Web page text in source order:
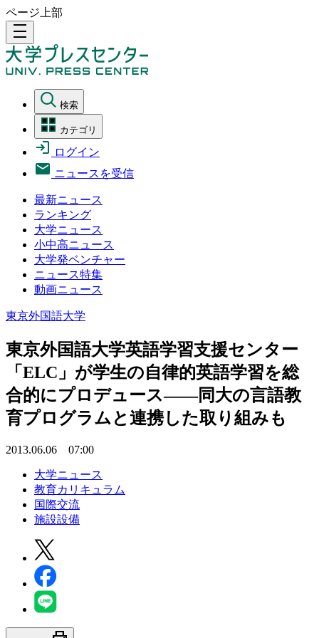
ページ上部
density_medium
検索
カテゴリ
ログイン
ニュースを受信
最新ニュース
ランキング
大学ニュース
小中高ニュース
大学発ベンチャー
ニュース特集
動画ニュース
東京外国語大学
東京外国語大学英語学習支援センター
「ELC」が学生の自律的英語学習を総
合的にプロデュース――同大の言語教
育プログラムと連携した取り組みも
2013.06.06 07:00
大学ニュース
教育カリキュラム
国際交流
施設設備